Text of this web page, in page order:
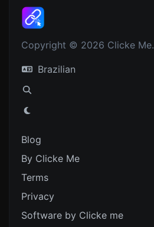
Copyright © 2026 Clicke Me.
Brazilian
Blog
By Clicke Me
Terms
Privacy
Software by Clicke me